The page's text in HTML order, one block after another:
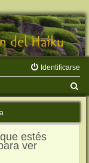
Identificarse
u
estés
ver